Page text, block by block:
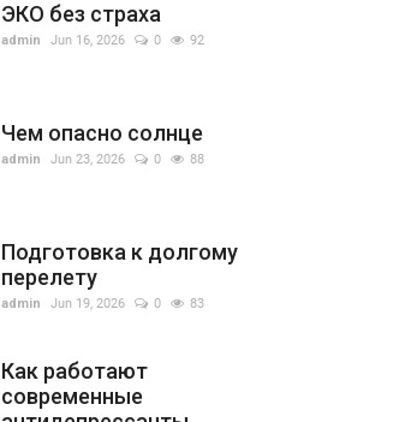
ЭКО без страха
admin Jun 16, 2026 0 92
Чем опасно солнце
admin Jun 23, 2026 0 88
Подготовка к долгому
перелету
admin Jun 19, 2026 0 83
Как работают
современные